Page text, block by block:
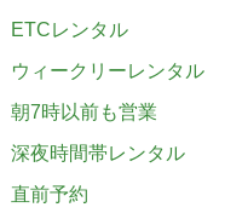
ETCレンタル
ウィークリーレンタル
朝7時以前も営業
深夜時間帯レンタル
直前予約